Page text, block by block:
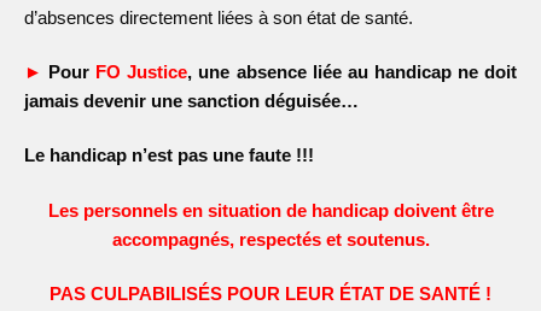
d’absences directement liées à son état de santé.
► Pour FO Justice, une absence liée au handicap ne doit
jamais devenir une sanction déguisée…
Le handicap n’est pas une faute !!!
Les personnels en situation de handicap doivent être
accompagnés, respectés et soutenus.
PAS CULPABILISÉS POUR LEUR ÉTAT DE SANTÉ !